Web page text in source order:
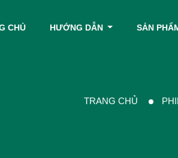
CHỦ HƯỚNG DẪN SẢN
TRANG CHỦ